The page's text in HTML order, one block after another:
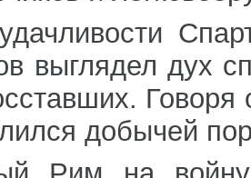
выглядел дух
добычей